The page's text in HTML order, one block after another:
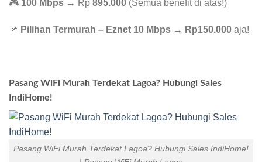
🎮 100 Mbps → Rp 895.000 (Semua benefit di atas!)
📌 Pilihan Termurah – Eznet 10 Mbps → Rp150.000 aja!
Pasang WiFi Murah Terdekat Lagoa? Hubungi Sales
IndiHome!
Pasang WiFi Murah Terdekat Lagoa? Hubungi Sales IndiHome!